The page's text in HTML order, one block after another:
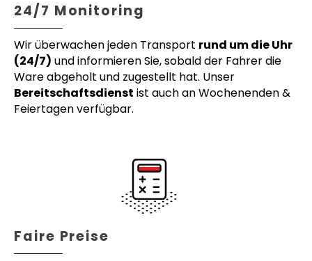
24/7 Monitoring
Wir überwachen jeden Transport rund um die Uhr
(24/7) und informieren Sie, sobald der Fahrer die
Ware abgeholt und zugestellt hat. Unser
Bereitschaftsdienst ist auch an Wochenenden &
Feiertagen verfügbar.
Faire Preise